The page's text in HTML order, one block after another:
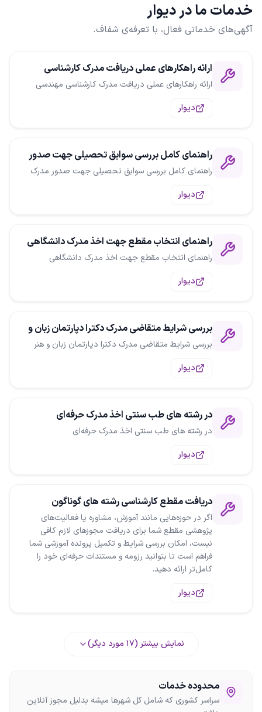
خدمات ما در دیوار
آگهی‌های خدماتی فعال، با تعرفه‌ی شفاف.
ارائه راهکارهای عملی دریافت مدرک کارشناسی
مهندسی
ارائه راهکارهای عملی دریافت مدرک کارشناسی مهندسی
دیوار
راهنمای کامل بررسی سوابق تحصیلی جهت صدور
مدرک
راهنمای کامل بررسی سوابق تحصیلی جهت صدور مدرک
دیوار
راهنمای انتخاب مقطع جهت اخذ مدرک دانشگاهی
راهنمای انتخاب مقطع جهت اخذ مدرک دانشگاهی
دیوار
بررسی شرایط متقاضی مدرک دکترا دپارتمان زبان و
هنر
بررسی شرایط متقاضی مدرک دکترا دپارتمان زبان و هنر
دیوار
در رشته های طب سنتی اخذ مدرک حرفه‌ای
در رشته های طب سنتی اخذ مدرک حرفه‌ای
دیوار
دریافت مقطع کارشناسی رشته های گوناگون
اگر در حوزه‌هایی مانند آموزش، مشاوره یا فعالیت‌های
پژوهشی مقطع شما برای دریافت مجوزهای لازم کافی
نیست، امکان بررسی شرایط و تکمیل پرونده آموزشی شما
فراهم است تا بتوانید رزومه و مستندات حرفه‌ای خود را
کامل‌تر ارائه دهید.
دیوار
نمایش بیشتر (17 مورد دیگر)
محدوده خدمات
سراسر کشوری که شامل کل شهرها میشه بدلیل مجوز آنلاین